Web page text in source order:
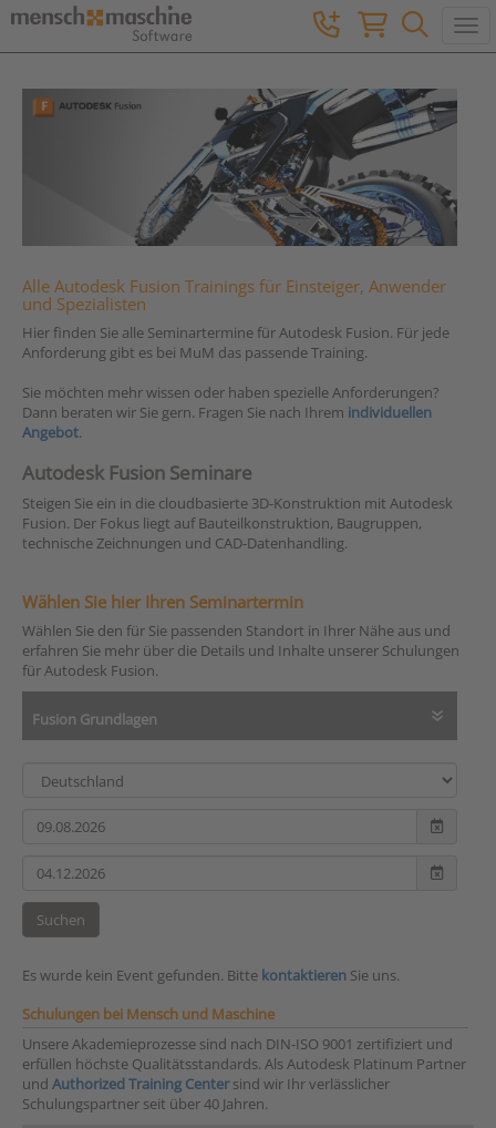
Alle Autodesk Fusion Trainings für Einsteiger, Anwender
und Spezialisten
Hier finden Sie alle Seminartermine für Autodesk Fusion. Für jede
Anforderung gibt es bei MuM das passende Training.
Sie möchten mehr wissen oder haben spezielle Anforderungen?
Dann beraten wir Sie gern. Fragen Sie nach Ihrem individuellen
Angebot.
Autodesk Fusion Seminare
Steigen Sie ein in die cloudbasierte 3D-Konstruktion mit Autodesk
Fusion. Der Fokus liegt auf Bauteilkonstruktion, Baugruppen,
technische Zeichnungen und CAD-Datenhandling.
Wählen Sie hier Ihren Seminartermin
Wählen Sie den für Sie passenden Standort in Ihrer Nähe aus und
erfahren Sie mehr über die Details und Inhalte unserer Schulungen
für Autodesk Fusion.
Fusion Grundlagen
Suchen
Es wurde kein Event gefunden. Bitte kontaktieren Sie uns.
Schulungen bei Mensch und Maschine
Unsere Akademieprozesse sind nach DIN-ISO 9001 zertifiziert und
erfüllen höchste Qualitätsstandards. Als Autodesk Platinum Partner
und Authorized Training Centersind wir Ihr verlässlicher
Schulungspartner seit über 40 Jahren.